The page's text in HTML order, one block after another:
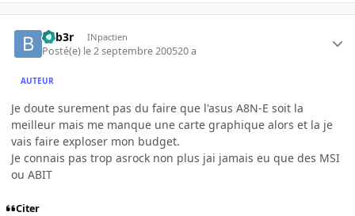
beb3r INpactien
Posté(e) le 2 septembre 200520 a
AUTEUR
Je doute surement pas du faire que l'asus A8N-E soit la
meilleur mais me manque une carte graphique alors et la je
vais faire exploser mon budget.
Je connais pas trop asrock non plus jai jamais eu que des MSI
ou ABIT
Citer